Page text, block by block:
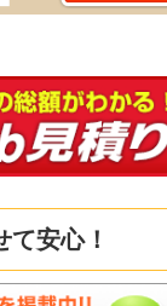
安心！